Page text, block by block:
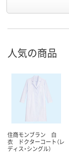
人気の商品
住商モンブラン 白
衣 ドクターコート（レ
ディス・シングル）